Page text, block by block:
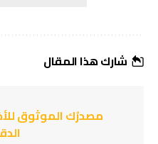
شارك هذا المقال
مصدرُك الموثوق